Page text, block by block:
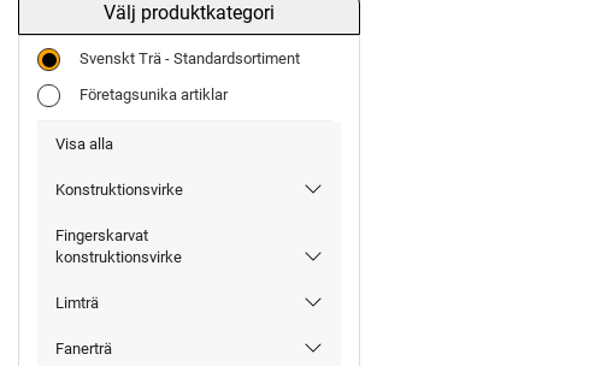
Välj produktkategori
Svenskt Trä - Standardsortiment
Företagsunika artiklar
Visa alla
Konstruktionsvirke
Fingerskarvat
konstruktionsvirke
Limträ
Fanerträ